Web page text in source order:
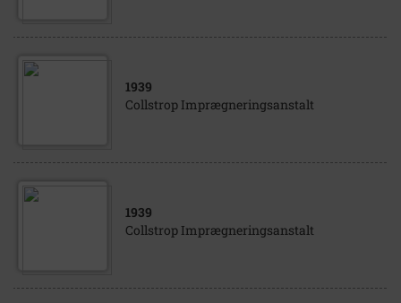
1939
Collstrop Imprægneringsanstalt
1939
Collstrop Imprægneringsanstalt